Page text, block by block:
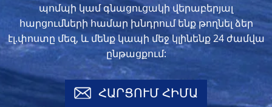
պոմպի կամ գնացուցակի վերաբերյալ
հարցումների համար խնդրում ենք թողնել ձեր
էլ.փոստը մեզ, և մենք կապի մեջ կլինենք 24 ժամվա
ընթացքում:
ՀԱՐՑՈՒՄ ՀԻՄԱ